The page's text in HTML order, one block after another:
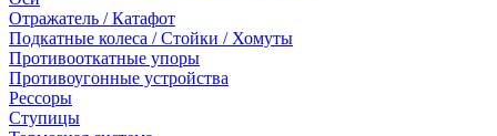
Отражатель / Катафот
Подкатные колеса / Стойки / Хомуты
Противооткатные упоры
Противоугонные устройства
Рессоры
Ступицы